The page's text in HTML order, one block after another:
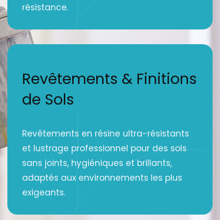
résistance.
Revêtements & Finitions
de Sols
Revêtements en résine ultra-résistants
et lustrage professionnel pour des sols
sans joints, hygiéniques et brillants,
adaptés aux environnements les plus
exigeants.